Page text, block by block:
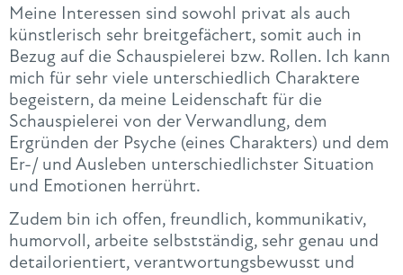
Meine Interessen sind sowohl privat als auch
künstlerisch sehr breitgefächert, somit auch in
Bezug auf die Schauspielerei bzw. Rollen. Ich kann
mich für sehr viele unterschiedlich Charaktere
begeistern, da meine Leidenschaft für die
Schauspielerei von der Verwandlung, dem
Ergründen der Psyche (eines Charakters) und dem
Er-/ und Ausleben unterschiedlichster Situation
und Emotionen herrührt.
Zudem bin ich offen, freundlich, kommunikativ,
humorvoll, arbeite selbstständig, sehr genau und
detailorientiert, verantwortungsbewusst und